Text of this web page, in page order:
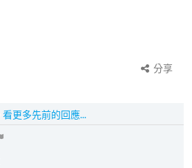
分享
看更多先前的回應...